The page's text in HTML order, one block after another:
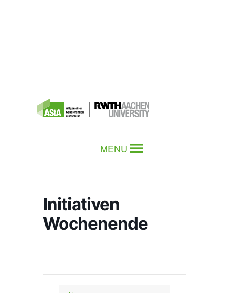
MENU
Initiativen
Wochenende